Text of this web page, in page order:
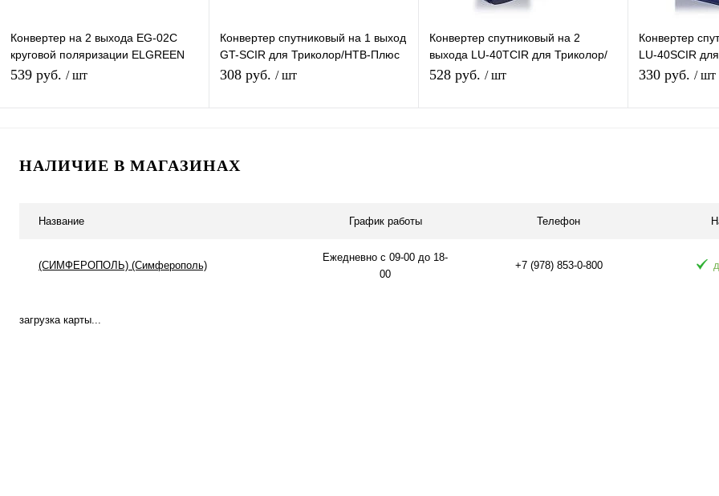
Конвертер на 2 выхода EG-02C
круговой поляризации ELGREEN
TWIN дляТриколор/НТВ-Плюс
539 руб. / шт
Конвертер спутниковый на 1 выход
GT-SCIR для Триколор/НТВ-Плюс
круговой поляризации
308 руб. / шт
Конвертер спутниковый на 2
выхода LU-40TCIR для Триколор/
НТВ-Плюс круговой поляризации
528 руб. / шт
Конвертер
LU-40SCIR
Плюс круговой
330 руб. / шт
НАЛИЧИЕ В МАГАЗИНАХ
Название График работы Телефон
(СИМФЕРОПОЛЬ) (Симферополь)
Ежедневно с 09-00 до 18-
00
+7 (978) 853-0-800
загрузка карты...